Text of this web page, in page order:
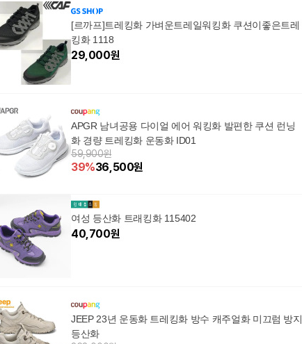
[르까프]트레킹화 가벼운트레일워킹화 쿠션이좋은트레
킹화 1118
29,000원
APGR 남녀공용 다이얼 에어 워킹화 발편한 쿠션 런닝
화 경량 트레킹화 운동화 ID01
59,900원
39%36,500원
여성 등산화 트래킹화 115402
40,700원
JEEP 23년 운동화 트레킹화 방수 캐주얼화 미끄럼 방지
등산화